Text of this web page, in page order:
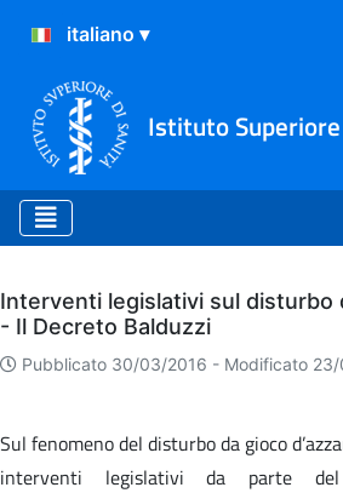
Istituto
Archivio
Interventi legislativi sul disturbo
- Il Decreto Balduzzi
Pubblicato 30/03/2016 - Modificato
Sul fenomeno del disturbo da gioco
interventi legislativi da parte del